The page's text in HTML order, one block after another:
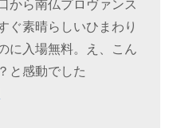
から南仏プロヴァンス
ぐ素晴らしいひまわり
に入場無料。え、こん
と感動でした